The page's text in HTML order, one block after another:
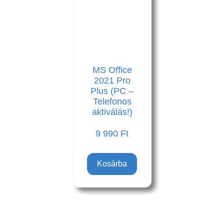
MS Office
2021 Pro
Plus (PC –
Telefonos
aktiválás!)
9 990 Ft
Kosárba